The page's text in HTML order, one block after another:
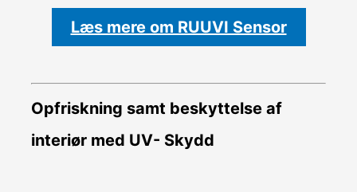
Læs mere om RUUVI Sensor
Opfriskning samt beskyttelse af
interiør med UV- Skydd